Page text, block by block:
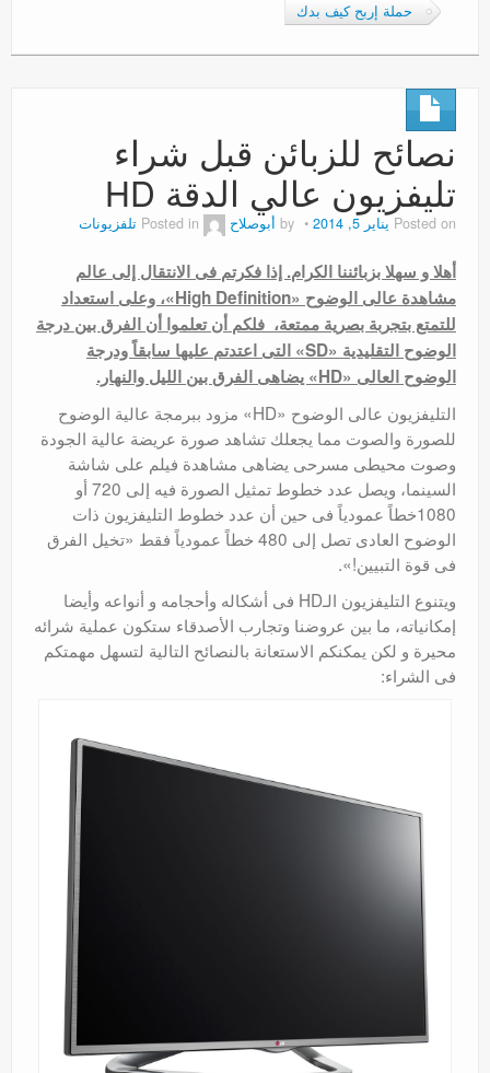
حملة إربح كيف بدك
نصائح للزبائن قبل شراء
تليفزيون عالي الدقة HD
Posted on يناير 5, 2014 أبوصلاح Posted in تلفزيونات
أهلا و سهلا بزبائننا الكرام. إذا فكرتم فى الانتقال إلى عالم
مشاهدة عالى الوضوح «High Definition»، وعلى استعداد
للتمتع بتجربة بصرية ممتعة، فلكم أن تعلموا أن الفرق بين درجة
الوضوح التقليدية «SD» التى اعتدتم عليها سابقاً ودرجة
الوضوح العالى «HD» يضاهى الفرق بين الليل والنهار.
التليفزيون عالى الوضوح «HD» مزود ببرمجة عالية الوضوح
للصورة والصوت مما يجعلك تشاهد صورة عريضة عالية الجودة
وصوت محيطى مسرحى يضاهى مشاهدة فيلم على شاشة
السينما، ويصل عدد خطوط تمثيل الصورة فيه إلى 720 أو
1080خطاً عمودياً فى حين أن عدد خطوط التليفزيون ذات
الوضوح العادى تصل إلى 480 خطاً عمودياً فقط «تخيل الفرق
فى قوة التبيين!».
ويتنوع التليفزيون الـHD فى أشكاله وأحجامه و أنواعه وأيضا
إمكانياته، ما بين عروضنا وتجارب الأصدقاء ستكون عملية شرائه
محيرة و لكن يمكنكم الاستعانة بالنصائح التالية لتسهل مهمتكم
فى الشراء: